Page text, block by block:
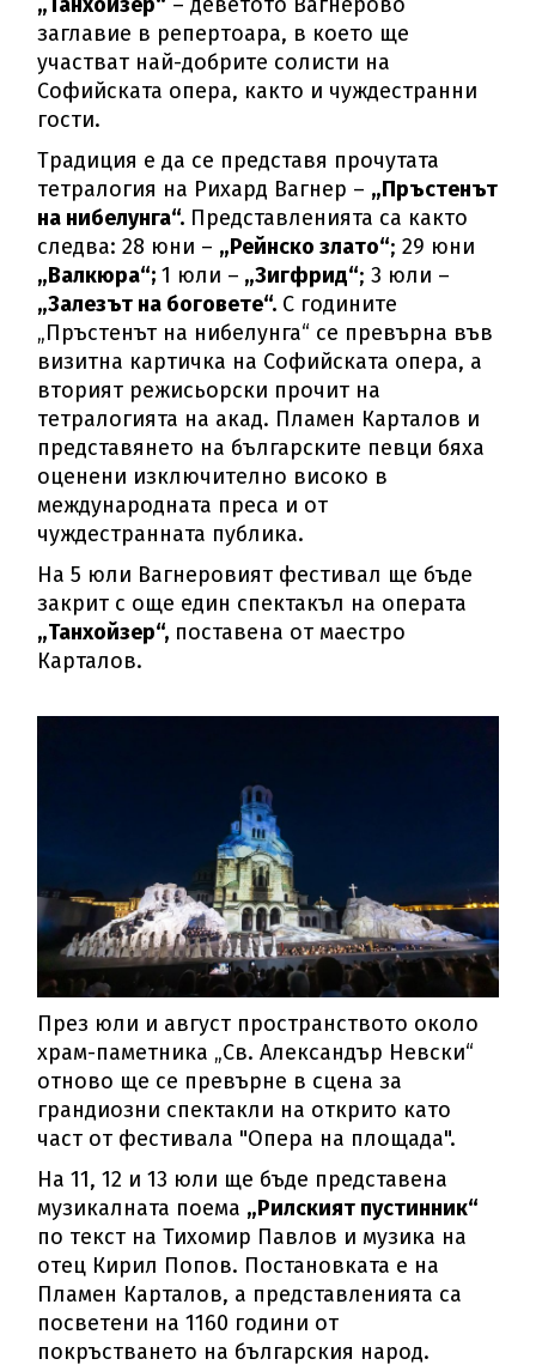
заглавие в репертоара, в което ще
участват най-добрите солисти на
Софийската опера, както и чуждестранни
гости.
Традиция е да се представя прочутата
тетралогия на Рихард Вагнер – „Пръстенът
на нибелунга“. Представленията са както
следва: 28 юни – „Рейнско злато“; 29 юни
„Валкюра“; 1 юли – „Зигфрид“; 3 юли –
„Залезът на боговете“. С годините
„Пръстенът на нибелунга“ се превърна във
визитна картичка на Софийската опера, а
вторият режисьорски прочит на
тетралогията на акад. Пламен Карталов и
представянето на българските певци бяха
оценени изключително високо в
международната преса и от
чуждестранната публика.
На 5 юли Вагнеровият фестивал ще бъде
закрит с още един спектакъл на операта
„Танхойзер“, поставена от маестро
Карталов.
През юли и август пространството около
храм-паметника „Св. Александър Невски“
отново ще се превърне в сцена за
грандиозни спектакли на открито като
част от фестивала "Опера на площада".
На 11, 12 и 13 юли ще бъде представена
музикалната поема „Рилският пустинник“
по текст на Тихомир Павлов и музика на
отец Кирил Попов. Постановката е на
Пламен Карталов, а представленията са
посветени на 1160 години от
покръстването на българския народ.